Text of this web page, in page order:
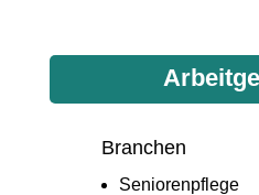
Branchen
Seniorenpflege